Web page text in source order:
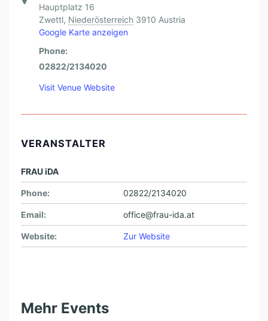
Hauptplatz 16
Zwettl, Niederösterreich 3910 Austria
Google Karte anzeigen
Phone:
02822/2134020
Visit Venue Website
VERANSTALTER
FRAU iDA
Phone: 02822/2134020
Email: office@frau-ida.at
Website: Zur Website
Mehr Events